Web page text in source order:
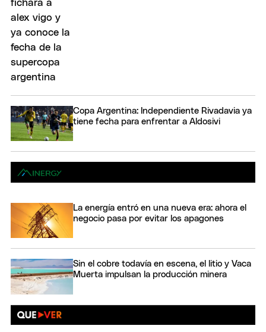
Copa Argentina: Independiente Rivadavia ya
tiene fecha para enfrentar a Aldosivi
La energía entró en una nueva era: ahora el
negocio pasa por evitar los apagones
Sin el cobre todavía en escena, el litio y Vaca
Muerta impulsan la producción minera